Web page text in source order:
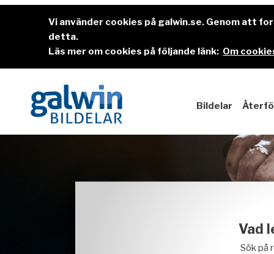
Vi använder cookies på galwin.se. Genom att
detta.
Läs mer om cookies på följande länk: Om
Bildelar
Vad
Sök på